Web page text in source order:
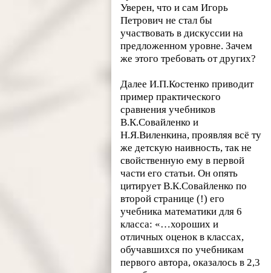
Уверен, что и сам Игорь
Петрович не стал бы
участвовать в дискуссии на
предложенном уровне. Зачем
же этого требовать от других?
Далее И.П.Костенко приводит
пример практического
сравнения учебников
В.К.Совайленко и
Н.Я.Виленкина, проявляя всё ту
же детскую наивность, так не
свойственную ему в первой
части его статьи. Он опять
цитирует В.К.Совайленко по
второй странице (!) его
учебника математики для 6
класса: «…хороших и
отличных оценок в классах,
обучавшихся по учебникам
первого автора, оказалось в 2,3